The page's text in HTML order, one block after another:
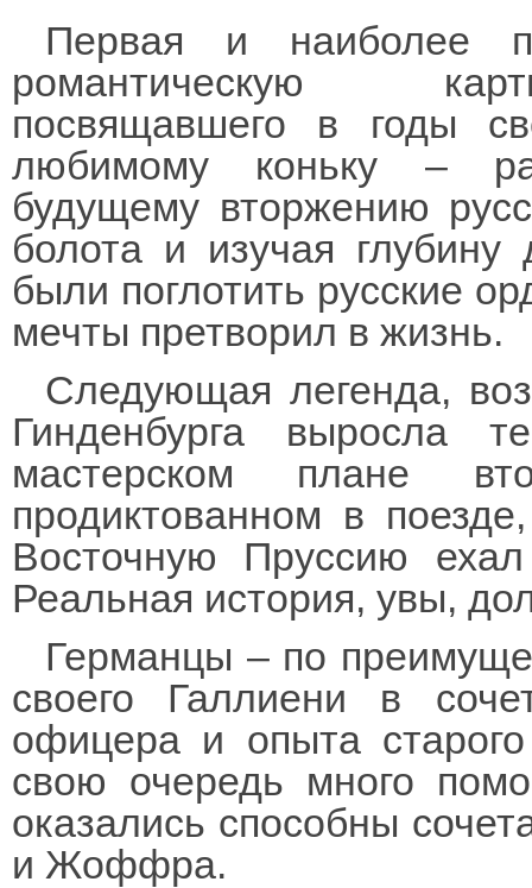
Первая и наиболее
романтическую
посвящавшего в годы
любимому коньку –
будущему вторжению
болота и изучая
были поглотить русские
мечты претворил в жизнь.
Следующая легенда,
Гинденбурга выросла
мастерском плане
продиктованном в
Восточную Пруссию
Реальная история, увы,
Германцы – по
своего Галлиени в
офицера и опыта
свою очередь много
оказались способны
и Жоффра.